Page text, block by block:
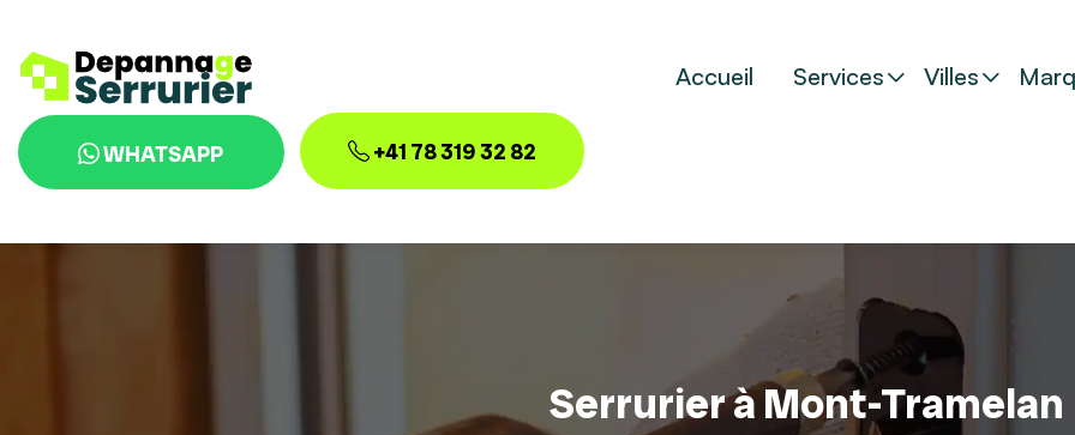
Accueil Services Villes
WHATSAPP +41 78 319 32 82
Serrurier à Mont-Tramelan